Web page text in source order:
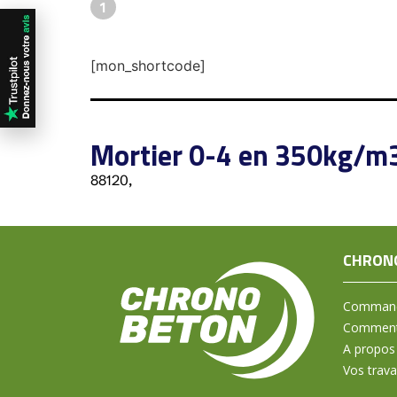
1
[mon_shortcode]
Mortier 0-4 en 350kg/
88120,
A propos
Vos